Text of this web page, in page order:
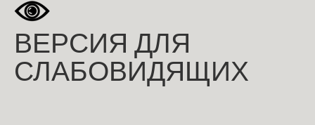
ВЕРСИЯ ДЛЯ
СЛАБОВИДЯЩИХ